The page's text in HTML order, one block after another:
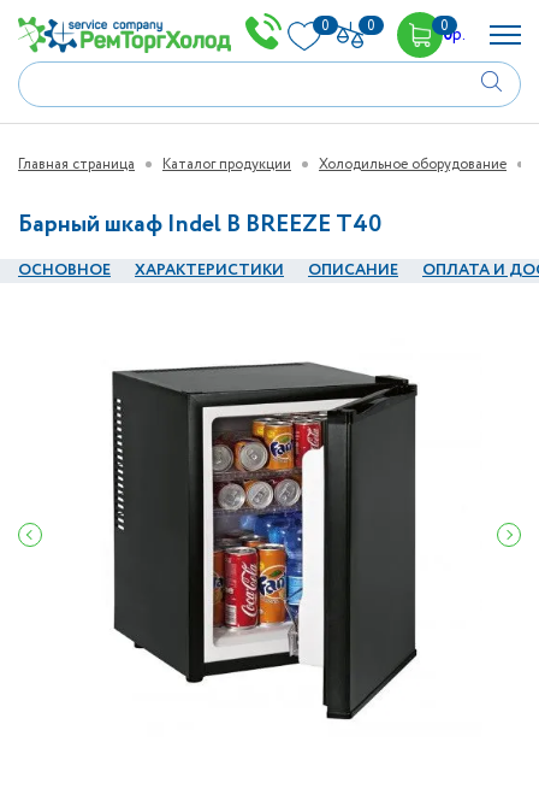
0 0 00р.
Главная страница Каталог продукции Холодильное оборудование
Барный шкаф Indel В BREEZE T40
ОСНОВНОЕ ХАРАКТЕРИСТИКИ ОПИСАНИЕ ОПЛАТА И